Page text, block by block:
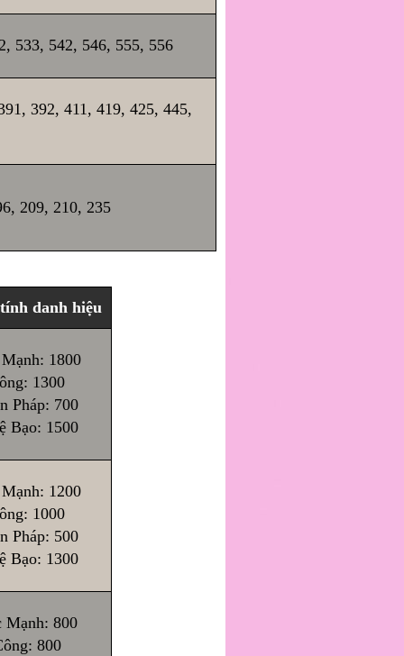
533, 542, 546, 555, 556
392, 411, 419, 425, 445,
209, 210, 235
danh hiệu
1800
1300
Pháp: 700
Bạo: 1500
1200
1000
Pháp: 500
Bạo: 1300
Mạnh: 800
800